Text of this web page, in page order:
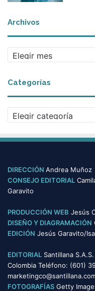
Archivos
r
h
i
Categorías
a
e
o
r
s
DIRECCIÓN Andrea Muñoz
CONSEJO EDITORIAL
Garavito
PRODUCCIÓN WEB Jesús
DISEÑO Y DIAGRAMACIÓN
EDICIÓN Jesús Garavito/
EDITORIAL Santillana
Colombia Teléfono: (601)
FOTOGRAFÍAS Getty